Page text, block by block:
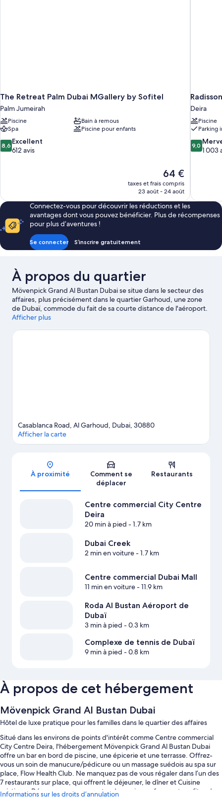
The Retreat Palm Dubai MGallery by Sofitel
Palm Jumeirah
Piscine
Bain à remous
Spa
Piscine pour enfants
8.6
sur
8,6 Excellent
612 avis
Le
nouveau
prix
de
64 €
64 €
taxes et frais compris
23 août - 24 août
Deira
Piscine
Parking
9.0
sur
9,0
1 003
Connectez-vous pour découvrir les réductions et les
avantages dont vous pouvez bénéficier. Plus de récompenses
pour plus d’aventures !
Se connecter S’inscrire gratuitement
À propos du quartier
Mövenpick Grand Al Bustan Dubai se situe dans le secteur des
affaires, plus précisément dans le quartier Garhoud, une zone
de Dubaï, commode du fait de sa courte distance de l'aéroport.
Si les célèbres Centre commercial City Centre Deira et Souk de
aquatique Wild Wadi Water Park comblera les voyageurs
Afficher plus
Carte
Casablanca Road, Al Garhoud, Dubai, 30880
Afficher la carte
À proximité
Comment se
déplacer
Restaurants
Centre commercial City Centre
Deira
20 min à pied - 1.7 km
Dubai Creek
2 min en voiture- 1.7 km
Centre commercial Dubai Mall
11 min en voiture- 11.9 km
Roda Al Bustan Aéroport de
Dubaï
3 min à pied - 0.3 km
Complexe de tennis de Dubaï
9 min à pied - 0.8 km
À propos de cet hébergement
Mövenpick Grand Al Bustan Dubai
Hôtel de luxe pratique pour les familles dans le quartier des affaires
Situé dans les environs de points d'intérêt comme Centre commercial
City Centre Deira, l'hébergement Mövenpick Grand Al Bustan Dubai
offre un bar en bord de piscine, une épicerie et une terrasse. Offrez-
vous un soin de manucure/pédicure ou un massage suédois au spa sur
place, Flow Health Club. Ne manquez pas de vous régaler dans l’un des
7 restaurants sur place, qui offrent le déjeuner, le dîner et Cuisine
asiatique. Dépensez-vous au centre de remise en forme et profitez des
Informations sur les droits d’annulation